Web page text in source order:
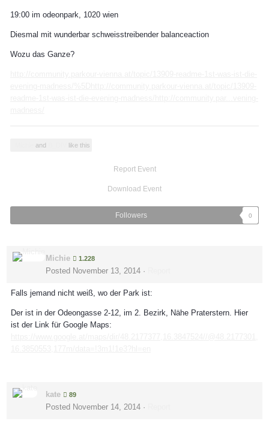
19:00 im odeonpark, 1020 wien
Diesmal mit wunderbar schweisstreibender balanceaction
Wozu das Ganze?
and like this
Report Event
Download Event
Followers 0
Michie 1.228
Posted November 13, 2014 ·
Falls jemand nicht weiß, wo der Park ist:
Der ist in der Odeongasse 2-12, im 2. Bezirk, Nähe Praterstern. Hier
ist der Link für Google Maps:
kate 89
Posted November 14, 2014 ·